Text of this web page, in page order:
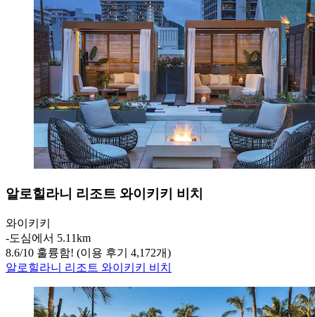
알로힐라니 리조트 와이키키 비치
와이키키
‐도심에서 5.11km
8.6/10 훌륭함! (이용 후기 4,172개)
알로힐라니 리조트 와이키키 비치